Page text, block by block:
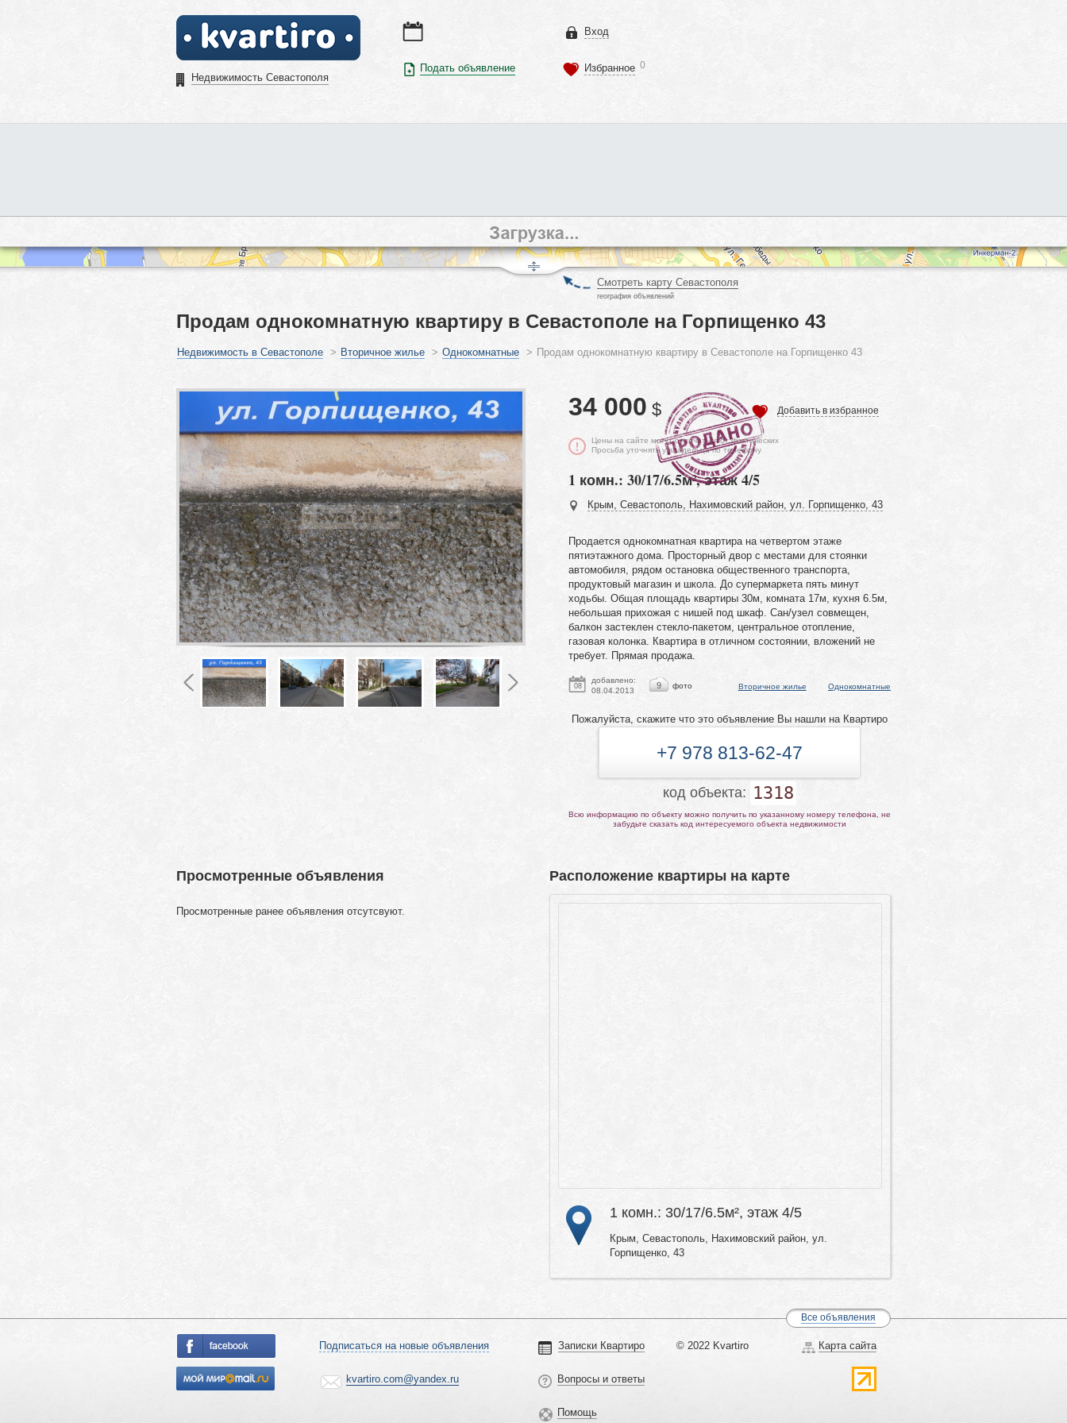
Недвижимость Севастополя
Подать объявление
Вход
Избранное 0
Смотреть карту Севастополя
география объявлений
Продам однокомнатную квартиру в Севастополе на Горпищенко 43
Недвижимость в Севастополе > Вторичное жилье > Однокомнатные > Продам однокомнатную квартиру в Севастополе на Горпищенко 43
34 000 $ Добавить в избранное
Цены на сайте могут отличаться от фактических
Просьба уточнять у владельца по телефону
1 комн.: 30/17/6.5м², этаж 4/5
Крым, Севастополь, Нахимовский район, ул. Горпищенко, 43
Продается однокомнатная квартира на четвертом этаже
пятиэтажного дома. Просторный двор с местами для стоянки
автомобиля, рядом остановка общественного транспорта,
продуктовый магазин и школа. До супермаркета пять минут
ходьбы. Общая площадь квартиры 30м, комната 17м, кухня 6.5м,
небольшая прихожая с нишей под шкаф. Сан/узел совмещен,
балкон застеклен стекло-пакетом, центральное отопление,
газовая колонка. Квартира в отличном состоянии, вложений не
требует. Прямая продажа.
08
добавлено:
08.04.2013
9 фото Вторичное жилье Однокомнатные
Пожалуйста, скажите что это объявление Вы нашли на Квартиро
+7 978 813-62-47
код объекта: 1318
Всю информацию по объекту можно получить по указанному номеру телефона, не
забудьте сказать код интересуемого объекта недвижимости
Расположение квартиры на карте
1 комн.: 30/17/6.5м², этаж 4/5
Крым, Севастополь, Нахимовский район, ул.
Горпищенко, 43
Просмотренные объявления
Просмотренные ранее объявления отсутсвуют.
Все объявления
Подписаться на новые объявления
kvartiro.com@yandex.ru
Записки Квартиро
Вопросы и ответы
Помощь
© 2022 Kvartiro Карта сайта